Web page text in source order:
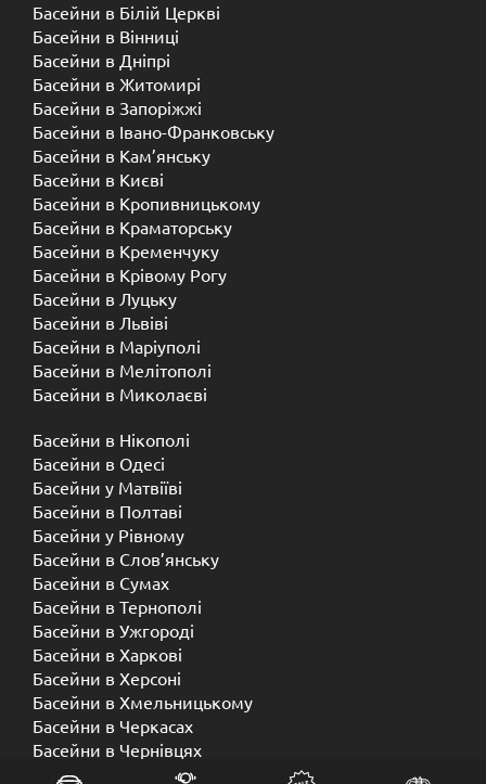
Басейни в Білій Церкві
Басейни в Вінниці
Басейни в Дніпрі
Басейни в Житомирі
Басейни в Запоріжжі
Басейни в Івано-Франковську
Басейни в Кам’янську
Басейни в Києві
Басейни в Кропивницькому
Басейни в Краматорську
Басейни в Кременчуку
Басейни в Крівому Рогу
Басейни в Луцьку
Басейни в Львіві
Басейни в Маріуполі
Басейни в Мелітополі
Басейни в Миколаєві
Басейни в Нікополі
Басейни в Одесі
Басейни у Матвіїві
Басейни в Полтаві
Басейни у ​​Рівному
Басейни в Слов’янську
Басейни в Сумах
Басейни в Тернополі
Басейни в Ужгороді
Басейни в Харкові
Басейни в Херсоні
Басейни в Хмельницькому
Басейни в Черкасах
Басейни в Чернівцях
Басейни в Чернігові